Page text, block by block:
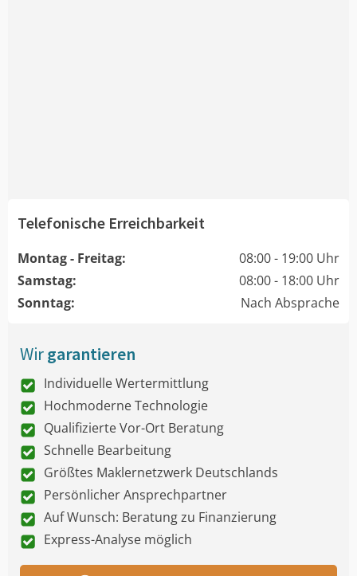
Telefonische Erreichbarkeit
Montag - Freitag:
08:00 - 19:00 Uhr
Samstag:
08:00 - 18:00 Uhr
Sonntag:
Nach Absprache
Wirgarantieren
Individuelle Wertermittlung
Hochmoderne Technologie
Qualifizierte Vor-Ort Beratung
Schnelle Bearbeitung
Größtes Maklernetzwerk Deutschlands
Persönlicher Ansprechpartner
Auf Wunsch: Beratung zu Finanzierung
Express-Analyse möglich